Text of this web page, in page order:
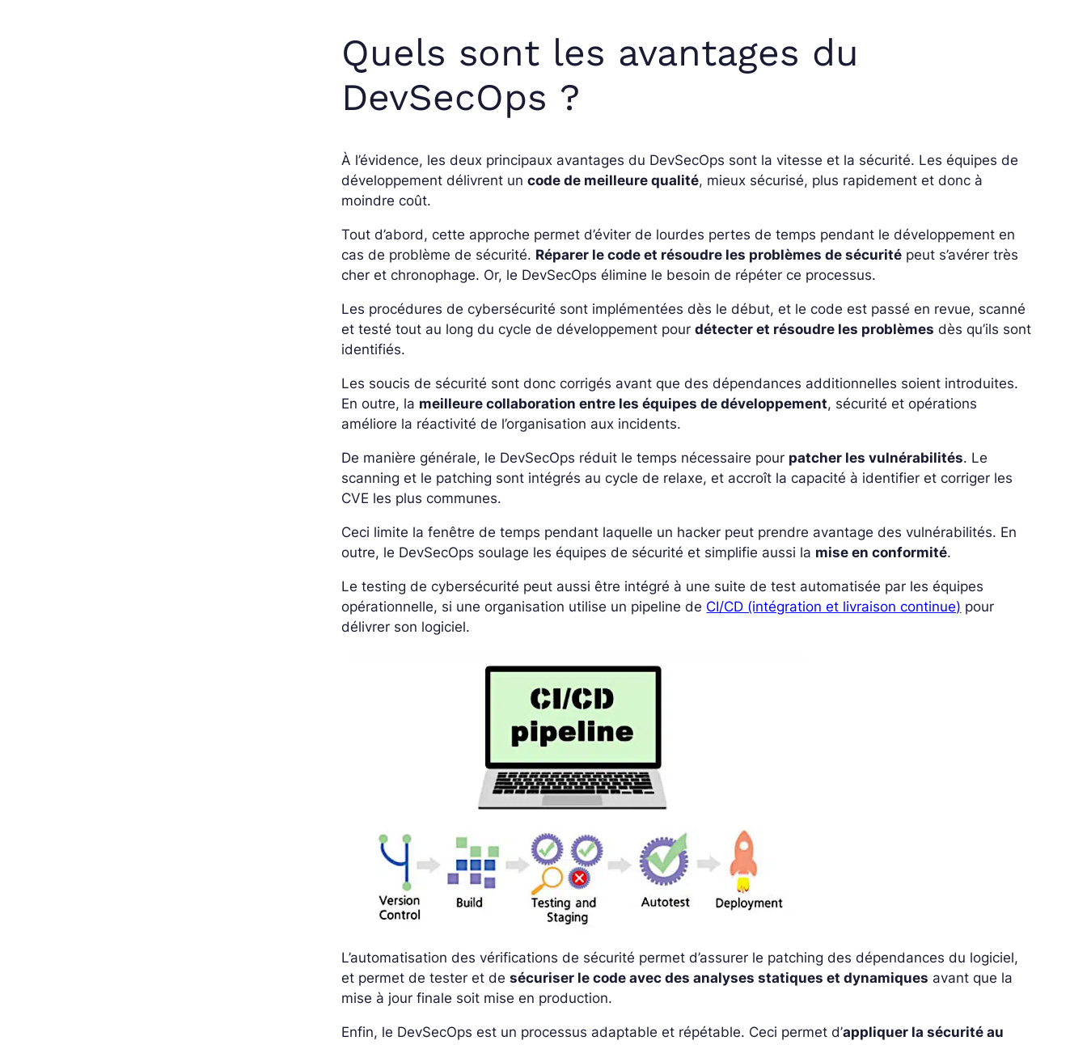
Quels sont les avantages du
DevSecOps ?
À l’évidence, les deux principaux avantages du DevSecOps sont la vitesse et la sécurité. Les équipes de
développement délivrent uncode de meilleure qualité, mieux sécurisé, plus rapidement et donc à
moindre coût.
Tout d’abord, cette approche permet d’éviter de lourdes pertes de temps pendant le développement en
cas de problème de sécurité. Réparer le code et résoudre les problèmes de sécurité peut s’avérer très
cher et chronophage. Or, le DevSecOps élimine le besoin de répéter ce processus.
Les procédures de cybersécurité sont implémentées dès le début, et le code est passé en revue, scanné
et testé tout au long du cycle de développement pourdétecter et résoudre les problèmes dès qu’ils sont
identifiés.
Les soucis de sécurité sont donc corrigés avant que des dépendances additionnelles soient introduites.
En outre, la meilleure collaboration entre les équipes de développement, sécurité et opérations
améliore la réactivité de l’organisation aux incidents.
De manière générale, le DevSecOps réduit le temps nécessaire pour patcher les vulnérabilités. Le
scanning et le patching sont intégrés au cycle de relaxe, et accroît la capacité à identifier et corriger les
CVE les plus communes.
Ceci limite la fenêtre de temps pendant laquelle un hacker peut prendre avantage des vulnérabilités. En
outre, le DevSecOps soulage les équipes de sécurité et simplifie aussi la mise en conformité.
Le testing de cybersécurité peut aussi être intégré à une suite de test automatisée par les équipes
opérationnelle, si une organisation utilise un pipeline de CI/CD (intégration et livraison continue) pour
délivrer son logiciel.
L’automatisation des vérifications de sécurité permet d’assurer le patching des dépendances du logiciel,
et permet de tester et desécuriser le code avec des analyses statiques et dynamiques avant que la
mise à jour finale soit mise en production.
Enfin, le DevSecOps est un processus adaptable et répétable. Ceci permet d’appliquer la sécurité au